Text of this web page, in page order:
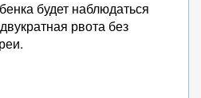
будет наблюдаться
рвота без